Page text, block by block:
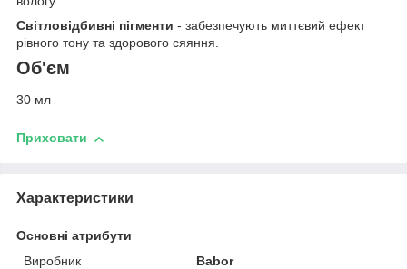
Світловідбивні пігменти - забезпечують миттєвий ефект
рівного тону та здорового сяяння.
Об'єм
30 мл
Приховати
Характеристики
Основні атрибути
Виробник
Babor